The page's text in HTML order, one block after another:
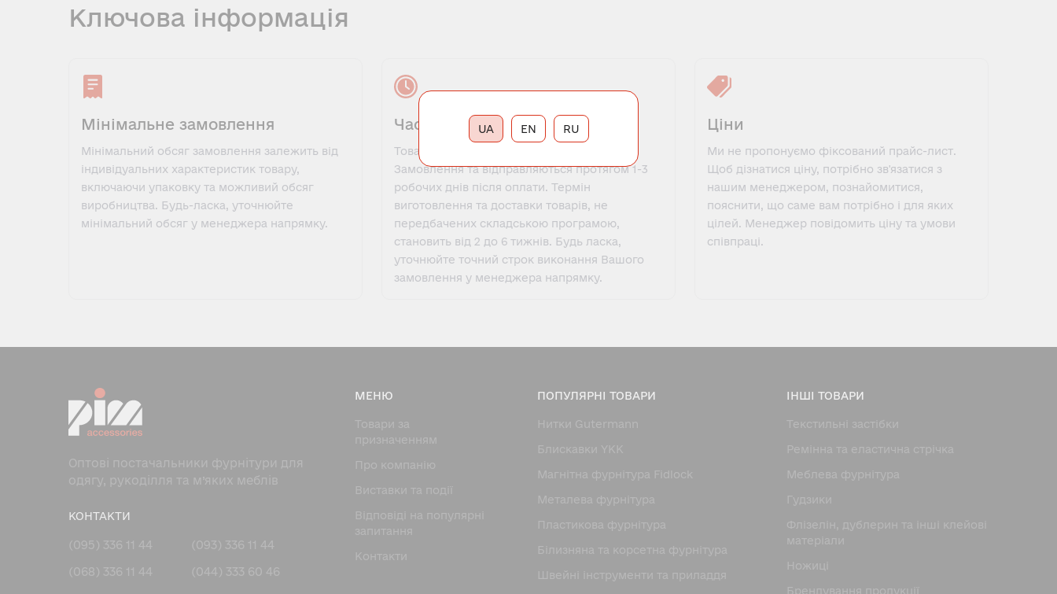
Ключова інформація
Мінімальне замовлення
Мінімальний обсяг замовлення залежить від
індивідуальних характеристик товару,
включаючи упаковку та можливий обсяг
виробництва. Будь-ласка, уточнюйте
мінімальний обсяг у менеджера напрямку.
Час виконання замовлення
Товари, які є в наявності, оформляються у
Замовлення та відправляються протягом 1-3
робочих днів після оплати. Термін
виготовлення та доставки товарів, не
передбачених складською програмою,
становить від 2 до 6 тижнів. Будь ласка,
уточнюйте точний строк виконання Вашого
замовлення у менеджера напрямку.
Ціни
Ми не пропонуємо фіксований прайс-лист.
Щоб дізнатися ціну, потрібно зв'язатися з
нашим менеджером, познайомитися,
пояснити, що саме вам потрібно і для яких
цілей. Менеджер повідомить ціну та умови
співпраці.
Оптові постачальники фурнітури для
одягу, рукоділля та м’яких меблів
МЕНЮ
Товари за
призначенням
Про компанію
Виставки та події
Відповіді на популярні
запитання
Контакти
ПОПУЛЯРНІ ТОВАРИ
Нитки Gutermann
Блискавки YKK
Магнітна фурнітура Fidlock
Металева фурнітура
Пластикова фурнітура
Білизняна та корсетна фурнітура
Швейні інструменти та приладдя
ІНШІ ТОВАРИ
Текстильні застібки
Ремінна та еластична стрічка
Меблева фурнітура
Гудзики
Флізелін, дублерин та інші клейові
матеріали
Ножицi
Брендування продукції
КОНТАКТИ
(095) 336 11 44
(093) 336 11 44
(068) 336 11 44
(044) 333 60 46
RU
UA EN